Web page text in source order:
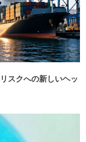
スクへの新しいヘッ